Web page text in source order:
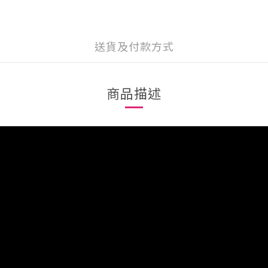
送貨及付款方式
商品描述